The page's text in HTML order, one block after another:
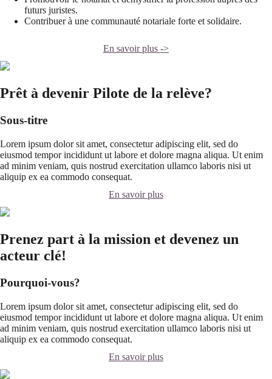
futurs juristes.
Contribuer à une communauté notariale forte et solidaire.
En savoir plus ->
Prêt à devenir Pilote de la relève?
Sous-titre
Lorem ipsum dolor sit amet, consectetur adipiscing elit, sed do
eiusmod tempor incididunt ut labore et dolore magna aliqua. Ut enim
ad minim veniam, quis nostrud exercitation ullamco laboris nisi ut
aliquip ex ea commodo consequat.
En savoir plus
Prenez part à la mission et devenez un
acteur clé!
Pourquoi-vous?
Lorem ipsum dolor sit amet, consectetur adipiscing elit, sed do
eiusmod tempor incididunt ut labore et dolore magna aliqua. Ut enim
ad minim veniam, quis nostrud exercitation ullamco laboris nisi ut
aliquip ex ea commodo consequat.
En savoir plus